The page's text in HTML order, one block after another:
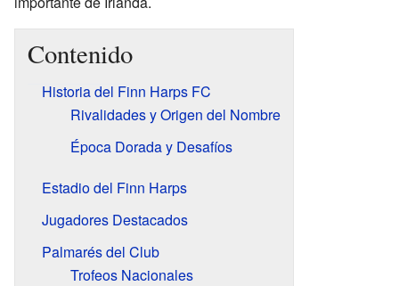
Contenido
Historia del Finn Harps FC
Rivalidades y Origen del Nombre
Época Dorada y Desafíos
Estadio del Finn Harps
Jugadores Destacados
Palmarés del Club
Trofeos Nacionales